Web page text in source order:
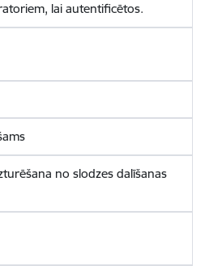
lai autentificētos.
no slodzes dalīšanas